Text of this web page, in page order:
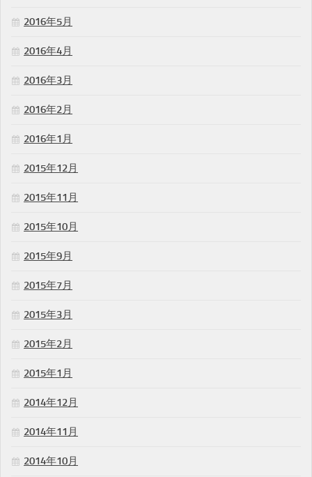
2016年5月
2016年4月
2016年3月
2016年2月
2016年1月
2015年12月
2015年11月
2015年10月
2015年9月
2015年7月
2015年3月
2015年2月
2015年1月
2014年12月
2014年11月
2014年10月